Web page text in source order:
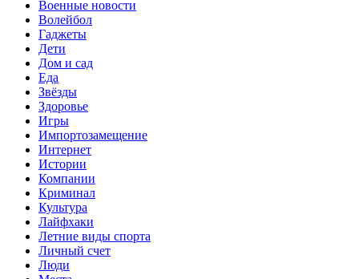
Военные новости
Волейбол
Гаджеты
Дети
Дом и сад
Еда
Звёзды
Здоровье
Игры
Импортозамещение
Интернет
Истории
Компании
Криминал
Культура
Лайфхаки
Летние виды спорта
Личный счет
Люди